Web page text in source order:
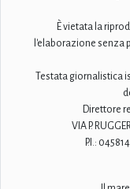
È vietata la
l'elaborazione senza
Testata giornalistica
Direttore
VIA P.
P.I.: